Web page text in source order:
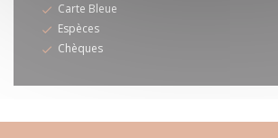
Carte Bleue
Espèces
Chèques